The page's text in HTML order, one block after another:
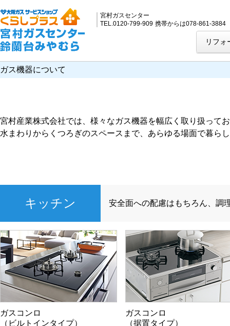
宮村ガスセンター
TEL.0120-799-909 携帯からは078-861-3884
リフォ
ガス機器について
宮村産業株式会社では、様々なガス機器を幅広く取り扱って
水まわりからくつろぎのスペースまで、あらゆる場面で暮ら
キッチン 安全面への配慮はもちろん、調
ガスコンロ
（ビルトインタイプ）
ガスコンロ
（据置タイプ）